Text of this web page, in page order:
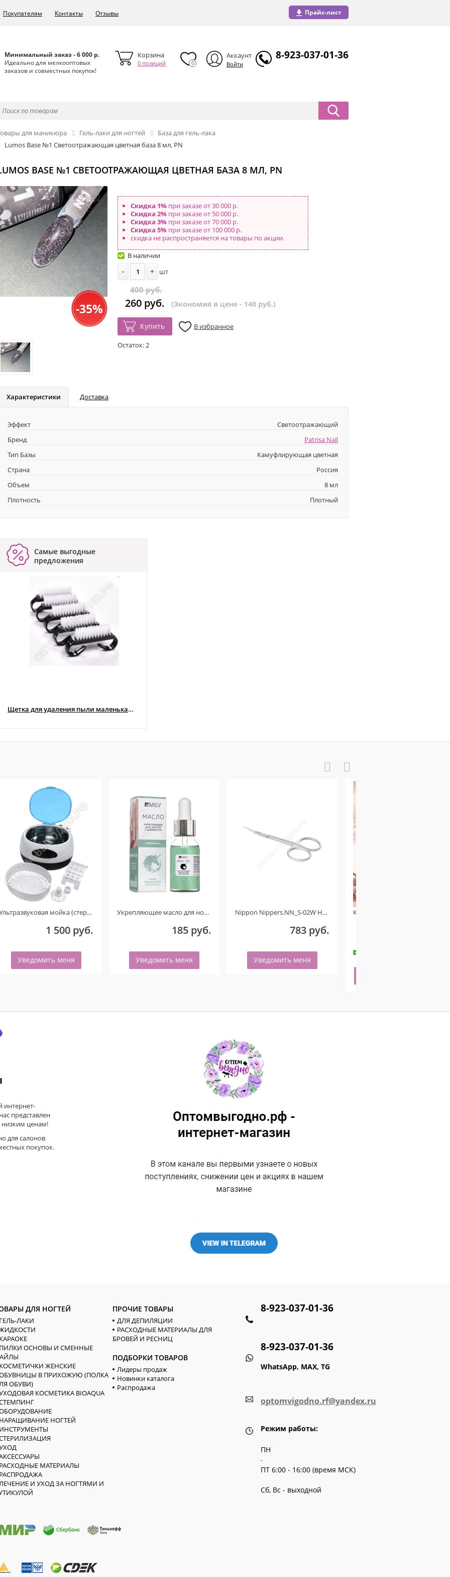
Отзывы
Контакты
Покупателям Прайс-лист
Минимальный заказ - 6 000 р.
Идеально для мелкооптовых
заказов и совместных покупок!
Корзина
0 позиций 0
Аккаунт
Войти
8-923-037-01-36
Товары для маникюра Гель-лаки для ногтей
База для гель-лака
Lumos Base №1 Светоотражающая цветная база 8 мл, PN
BASE №1 СВЕТООТРАЖАЮЩАЯ ЦВЕТНАЯ БАЗА 8 МЛ, PN
-35%
Скидка 1% при заказе от 30 000 р.
Скидка 2% при заказе от 50 000 р.
Скидка 3% при заказе от 70 000 р.
Скидка 5% при заказе от 100 000 р.
скидка не распространяется на товары по акции.
В наличии
- + шт
400 руб.
260 руб. (Экономия в цене - 140 руб.)
Купить В избранное
Остаток:2
Характеристики Доставка
Эффект
Светоотражающий
Бренд
Patrisa Nail
Тип Базы
Камуфлирующая цветная
Страна
Россия
Объем
8 мл
Плотность
Плотный
Самые выгодные
предложения
Щетка для удаления пыли маленькая (Чёрная матовая белый ворс) УЦЕНКА!!!! ( Мятый ворс )
Ультразвуковая мойка (стерилизатор) UC-6106 (Голубой) ТОЛЬКО ДЛЯ КЛИЕНТОВ ИЗ ГОРОДА ОМСКА! ДЕФЕКТ!
1 500 руб.
Уведомить меня
Укрепляющее масло для ногтей со смолой мастикового дерева и шиммером «PISTACHIO». 15 мл.
185 руб.
Уведомить меня
Nippon Nippers.NN_S-02W Ножницы для кутикулы. Изогнутые ручки. Длина 107 мм. Матовые Ручная заточка
783 руб.
Уведомить меня
интернет-
представлен
ценам!
для салонов
покупок.
ДЛЯ НОГТЕЙ
ГЕЛЬ-ЛАКИ
КАРАОКЕ
ПИЛКИ ОСНОВЫ И СМЕННЫЕ
КОСМЕТИЧКИ ЖЕНСКИЕ
В ПРИХОЖУЮ (ПОЛКА
ОБУВИ)
КОСМЕТИКА BIOAQUA
НАРАЩИВАНИЕ НОГТЕЙ
ИНСТРУМЕНТЫ
РАСХОДНЫЕ МАТЕРИАЛЫ
РАСПРОДАЖА
И УХОД ЗА НОГТЯМИ И
ПРОЧИЕ ТОВАРЫ
ДЛЯ ДЕПИЛЯЦИИ
РАСХОДНЫЕ МАТЕРИАЛЫ ДЛЯ
БРОВЕЙ И РЕСНИЦ
ПОДБОРКИ ТОВАРОВ
Лидеры продаж
Новинки каталога
Распродажа
8-923-037-01-36
8-923-037-01-36
WhatsApp, MAX, TG
optomvigodno.rf@yandex.ru
Режим работы:
ПН
-
ПТ 6:00 - 16:00 (время МСК)
Сб, Вс - выходной